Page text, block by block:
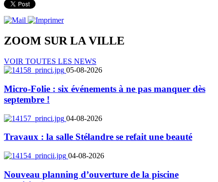
ZOOM SUR LAVILLE
VOIR TOUTES LES NEWS
05-08-2026
Micro-Folie : six événements à ne pas manquer dès
septembre !
04-08-2026
Travaux : la salle Stélandre se refait une beauté
04-08-2026
Nouveau planning d’ouverture de la piscine